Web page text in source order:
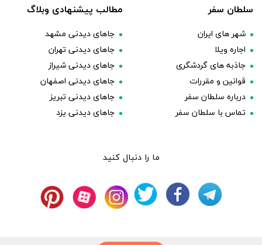
سلطان سفر
شهر های ایران
اجاره ویلا
جاذبه های گردشگری
قوانین و مقررات
درباره سلطان سفر
تماس با سلطان سفر
مطالب پیشنهادی وبلاگ
جاهای دیدنی مشهد
جاهای دیدنی تهران
جاهای دیدنی شیراز
جاهای دیدنی اصفهان
جاهای دیدنی تبریز
جاهای دیدنی یزد
ما را دنبال کنید